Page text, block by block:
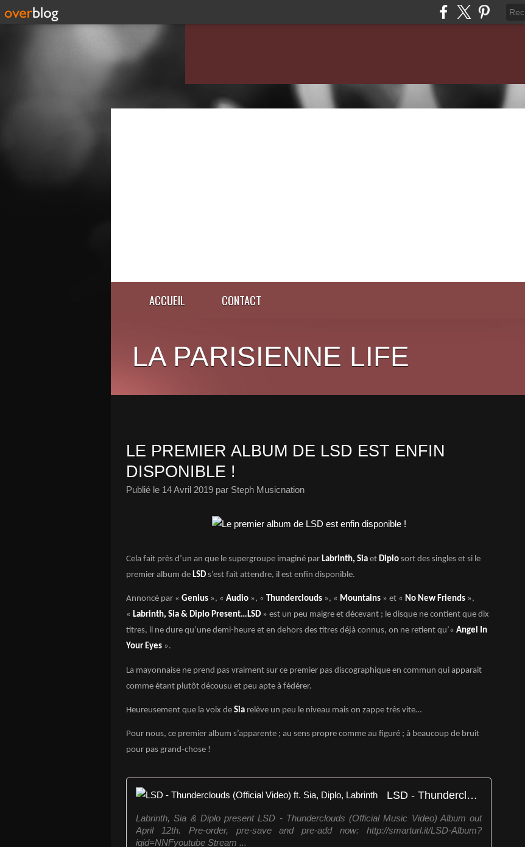
ACCUEIL CONTACT
LA PARISIENNE LIFE
LE PREMIER ALBUM DE LSD EST ENFIN
DISPONIBLE !
Publié le 14 Avril 2019 par Steph Musicnation
Cela fait près d’un an que le supergroupe imaginé par Labrinth, Sia et Diplo sort des singles et si le
premier album de LSD s’est fait attendre, il est enfin disponible.
Annoncé par « Genius », « Audio », « Thunderclouds », « Mountains » et « No New Friends »,
« Labrinth, Sia & Diplo Present…LSD » est un peu maigre et décevant ; le disque ne contient que dix
titres, il ne dure qu’une demi-heure et en dehors des titres déjà connus, on ne retient qu’« Angel In
Your Eyes ».
La mayonnaise ne prend pas vraiment sur ce premier pas discographique en commun qui apparait
comme étant plutôt décousu et peu apte à fédérer.
Heureusement que la voix de Sia relève un peu le niveau mais on zappe très vite…
Pour nous, ce premier album s’apparente ; au sens propre comme au figuré ; à beaucoup de bruit
pour pas grand-chose !
LSD - Thunderclouds (Official Video) ft. Sia, Diplo, Labrinth
Labrinth, Sia & Diplo present LSD - Thunderclouds (Official Music Video) Album out
April 12th. Pre-order, pre-save and pre-add now: http://smarturl.it/LSD-Album?
iqid=NNFyoutube Stream ...